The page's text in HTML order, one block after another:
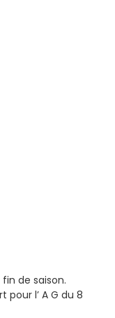
de saison.
l’ A G du 8